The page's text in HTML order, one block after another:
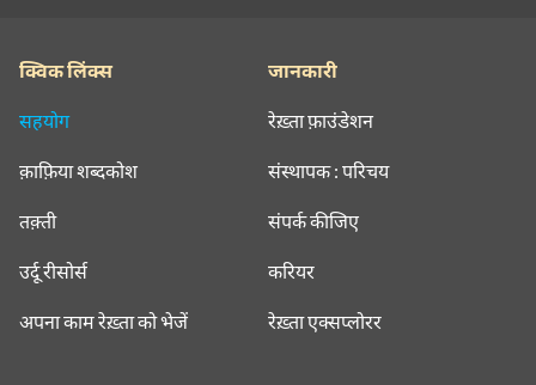
क्विक लिंक्स
सहयोग
क़ाफ़िया शब्दकोश
तक़्ती
उर्दू रीसोर्स
अपना काम रेख़्ता को भेजें
जानकारी
रेख़्ता फ़ाउंडेशन
संस्थापक : परिचय
संपर्क कीजिए
करियर
रेख़्ता एक्सप्लोरर